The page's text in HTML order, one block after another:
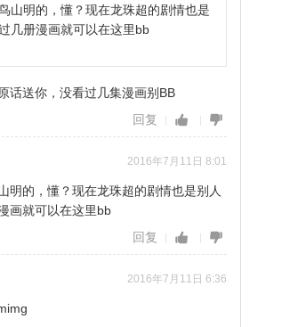
山明的，懂？现在龙珠超的剧情也是
几册漫画就可以在这里bb
话送你，没看过几集漫画别BB
回复
2016年7月11日 8:01
明的，懂？现在龙珠超的剧情也是别人
画就可以在这里bb
回复
2016年7月11日 6:36